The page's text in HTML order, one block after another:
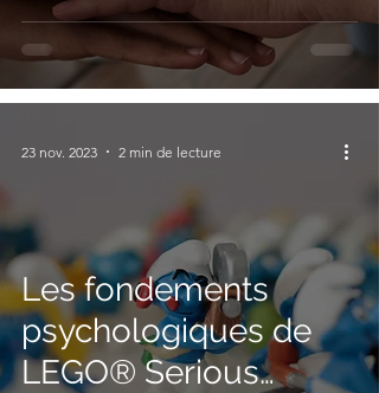
au travail
Les fondements
psychologiques de
LEGO® Serious
23 nov. 2023 2 min de lecture